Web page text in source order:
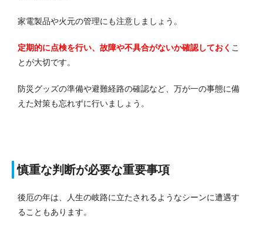
家電製品や火元の管理にも注意しましょう。
定期的に点検を行い、故障や不具合がないか確認しておく こ
とが大切です。
防災グッズの準備や避難経路の確認など、万が一の事態に備
えた対策も忘れずに行いましょう。
慎重な判断が必要な重要事項
後厄の年は、人生の岐路に立たされるようなシーンに遭遇す
ることもあります。